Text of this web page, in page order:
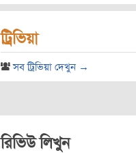
ট্রিভিয়া
সব ট্রিভিয়া দেখুন →
রিভিউ লিখুন